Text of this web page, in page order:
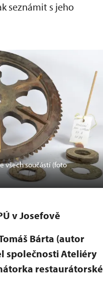
seznámit s jeho
všech součástí (foto
v Josefově
Bárta (autor
společnosti Ateliéry
restaurátorské